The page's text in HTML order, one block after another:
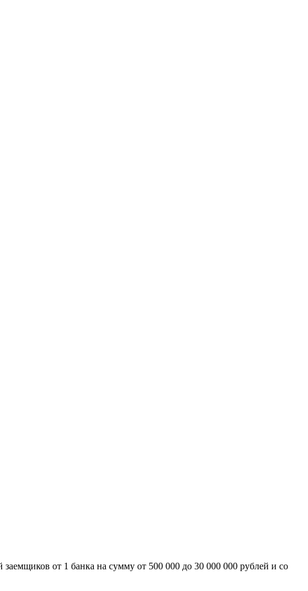
от 1 банка на сумму от 500 000 до 30 000 000 рублей и со